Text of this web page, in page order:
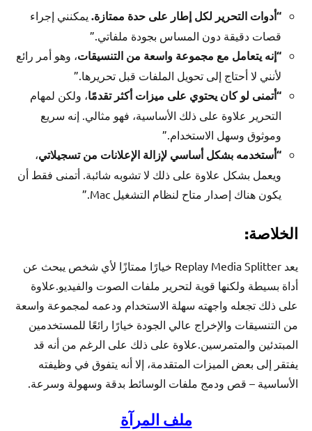
“أدوات التحرير لكل إطار على حدة ممتازة. يمكنني إجراء
قصات دقيقة دون المساس بجودة ملفاتي.”
“إنه يتعامل مع مجموعة واسعة من التنسيقات، وهو أمر رائع
لأنني لا أحتاج إلى تحويل الملفات قبل تحريرها.”
“أتمنى لو كان يحتوي على ميزات أكثر تقدمًا، ولكن لمهام
التحرير علاوة على ذلك الأساسية، فهو مثالي. إنه سريع
وموثوق وسهل الاستخدام.”
“أستخدمه بشكل أساسي لإزالة الإعلانات من تسجيلاتي،
ويعمل بشكل علاوة على ذلك لا تشوبه شائبة. أتمنى فقط أن
يكون هناك إصدار متاح لنظام التشغيل Mac.”
الخلاصة:
يعد Replay Media Splitter خيارًا ممتازًا لأي شخص يبحث عن
أداة بسيطة ولكنها قوية لتحرير ملفات الصوت والفيديو.علاوة
على ذلك تجعله واجهته سهلة الاستخدام ودعمه لمجموعة واسعة
من التنسيقات والإخراج عالي الجودة خيارًا رائعًا للمستخدمين
المبتدئين والمتمرسين.علاوة على ذلك على الرغم من أنه قد
يفتقر إلى بعض الميزات المتقدمة، إلا أنه يتفوق في وظيفته
الأساسية – قص ودمج ملفات الوسائط بدقة وسهولة وسرعة.
ملف المرآة